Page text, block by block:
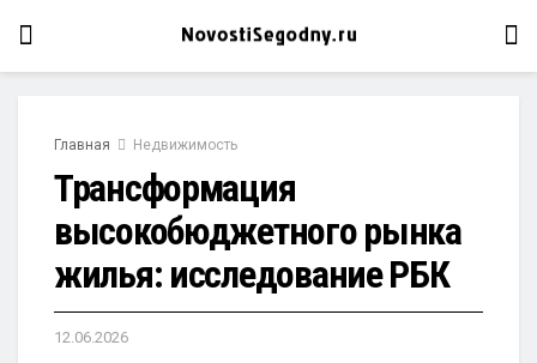
Главная Недвижимость
Трансформация
высокобюджетного рынка
жилья: исследование РБК
12.06.2026